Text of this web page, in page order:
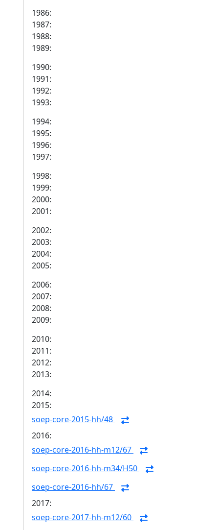
1986:
1987:
1988:
1989:
1990:
1991:
1992:
1993:
1994:
1995:
1996:
1997:
1998:
1999:
2000:
2001:
2002:
2003:
2004:
2005:
2006:
2007:
2008:
2009:
2010:
2011:
2012:
2013:
2014:
2015:
soep-core-2015-hh/48
2016:
soep-core-2016-hh-m12/67
soep-core-2016-hh-m34/H50
soep-core-2016-hh/67
2017:
soep-core-2017-hh-m12/60